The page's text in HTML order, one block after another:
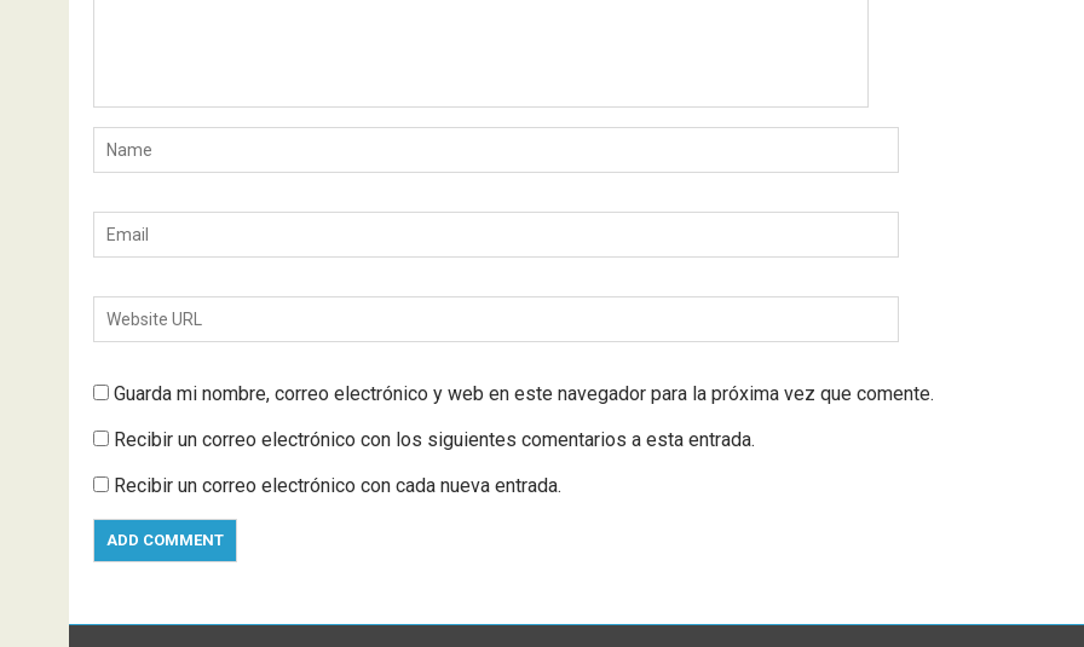
Guarda mi nombre, correo electrónico y web en este navegador para la próxima vez que comente.
Recibir un correo electrónico con los siguientes comentarios a esta entrada.
Recibir un correo electrónico con cada nueva entrada.